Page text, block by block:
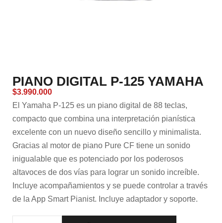
PIANO DIGITAL P-125 YAMAHA
$3.990.000
El Yamaha P-125 es un piano digital de 88 teclas,
compacto que combina una interpretación pianística
excelente con un nuevo diseño sencillo y minimalista.
Gracias al motor de piano Pure CF tiene un sonido
inigualable que es potenciado por los poderosos
altavoces de dos vías para lograr un sonido increíble.
Incluye acompañamientos y se puede controlar a través
de la App Smart Pianist. Incluye adaptador y soporte.